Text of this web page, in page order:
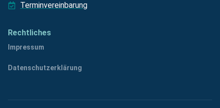
Terminvereinbarung
Rechtliches
Impressum
Datenschutzerklärung